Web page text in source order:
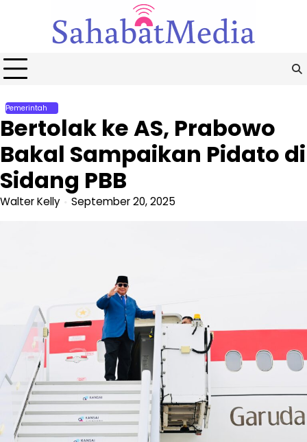
Pemerintah
Bertolak ke AS, Prabowo
Bakal Sampaikan Pidato di
Sidang PBB
Walter Kelly September 20, 2025